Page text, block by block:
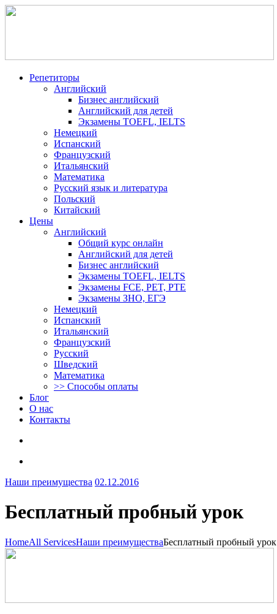
Репетиторы
Английский
Бизнес английский
Английский для детей
Экзамены TOEFL, IELTS
Немецкий
Испанский
Французский
Итальянский
Математика
Русский язык и литература
Польский
Китайский
Цены
Английский
Общий курс онлайн
Английский для детей
Бизнес английский
Экзамены TOEFL, IELTS
Экзамены FCE, PET, PTE
Экзамены ЗНО, ЕГЭ
Немецкий
Испанский
Итальянский
Французский
Русский
Шведский
Математика
>> Способы оплаты
Блог
О нас
Контакты
Наши преимущества 02.12.2016
Бесплатный пробный урок
HomeAll ServicesНаши преимуществаБесплатный пробный урок